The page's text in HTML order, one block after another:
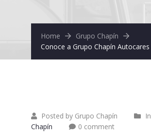
Home
Grupo Chapín
Conoce a Grupo Chapín Autocares
Posted by Grupo Chapín In
Chapín
0 comment